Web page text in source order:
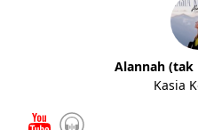
Alannah (tak
Kasia